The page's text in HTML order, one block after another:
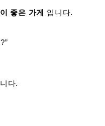
좋은 가게 입니다.
다.